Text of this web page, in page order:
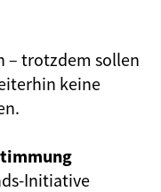
– trotzdem sollen
keine
Initiative